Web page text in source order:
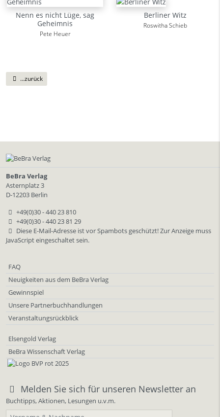
Nenn es nicht Lüge, sag
Geheimnis
Pete Heuer
Berliner Witz
Roswitha Schieb
...zurück
BeBra Verlag
Asternplatz 3
D-12203 Berlin
+49(0)30 - 440 23 810
+49(0)30 - 440 23 81 29
Diese E-Mail-Adresse ist vor Spambots geschützt! Zur Anzeige muss
JavaScript eingeschaltet sein.
FAQ
Neuigkeiten aus dem BeBra Verlag
Gewinnspiel
Unsere Partnerbuchhandlungen
Veranstaltungsrückblick
Elsengold Verlag
BeBra Wissenschaft Verlag
Melden Sie sich für unseren Newsletter an
Buchtipps, Aktionen, Lesungen u.v.m.